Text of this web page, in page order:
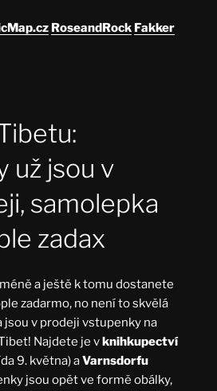
RoseandRock Fakker
už jsou v
samolepka
zadax
a ještě k tomu dostanete
zadarmo, no není to skvělá
jsou v prodeji vstupenky na
Najdete je vknihkupectví
9. května) aVarnsdorfu
jsou opět ve formě obálky,